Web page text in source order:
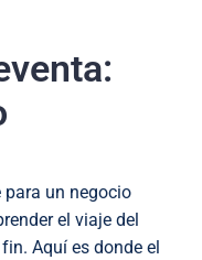
para un negocio
el viaje del
Aquí es donde el